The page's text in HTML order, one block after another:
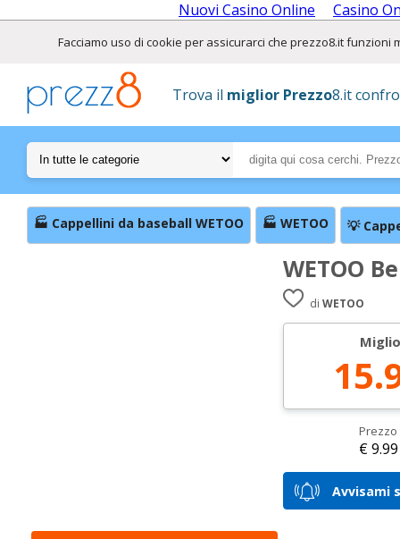
Nuovi Casino Online Casino
Facciamo uso di cookie per assicurarci che prezzo8.it
Trova il miglior Prezzo8.it
🏭 Cappellini da baseball WETOO 🏭 WETOO 💡
WETOO
di WETOO
€ 9.99
Avvisami